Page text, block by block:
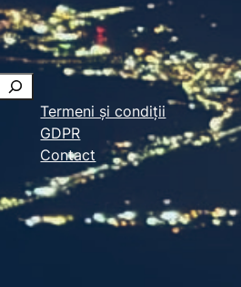
Termeni și condiții
GDPR
Contact